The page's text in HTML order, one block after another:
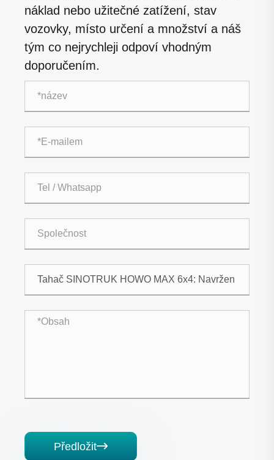
náklad nebo užitečné zatížení, stav
vozovky, místo určení a množství a náš
tým co nejrychleji odpoví vhodným
doporučením.
Předložit